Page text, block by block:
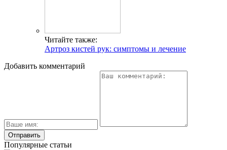
Читайте также:
Артроз кистей рук: симптомы и лечение
Добавить комментарий
Популярные статьи